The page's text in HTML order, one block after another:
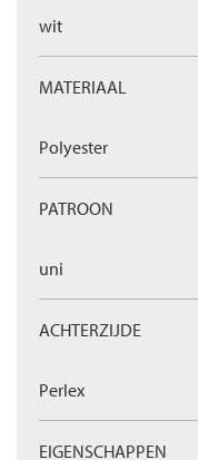
wit
MATERIAAL
Polyester
PATROON
uni
ACHTERZIJDE
Perlex
EIGENSCHAPPEN